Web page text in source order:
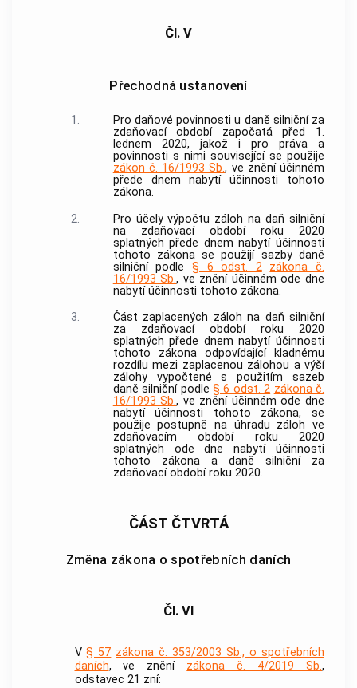
Čl. V
Přechodná ustanovení
1.
Pro daňové povinnosti u daně silniční za
zdaňovací období započatá před 1.
lednem 2020, jakož i pro práva a
povinnosti s nimi související se použije
zákon č. 16/1993 Sb., ve znění účinném
přede dnem nabytí účinnosti tohoto
zákona.
2.
Pro účely výpočtu záloh na daň silniční
na zdaňovací období roku 2020
splatných přede dnem nabytí účinnosti
tohoto zákona se použijí sazby daně
silniční podle § 6 odst. 2
zákona č.
16/1993 Sb., ve znění účinném ode dne
nabytí účinnosti tohoto zákona.
3.
Část zaplacených záloh na daň silniční
za zdaňovací období roku 2020
splatných přede dnem nabytí účinnosti
tohoto zákona odpovídající kladnému
rozdílu mezi zaplacenou zálohou a výší
zálohy vypočtené s použitím sazeb
daně silniční podle § 6 odst. 2 zákona č.
16/1993 Sb., ve znění účinném ode dne
nabytí účinnosti tohoto zákona, se
použije postupně na úhradu záloh ve
zdaňovacím období roku 2020
splatných ode dne nabytí účinnosti
tohoto zákona a daně silniční za
zdaňovací období roku 2020.
ČÁST ČTVRTÁ
Změna zákona o spotřebních daních
Čl. VI
V§ 57 zákona č. 353/2003 Sb., o spotřebních
daních, ve znění zákona č. 4/2019 Sb.,
odstavec 21 zní: